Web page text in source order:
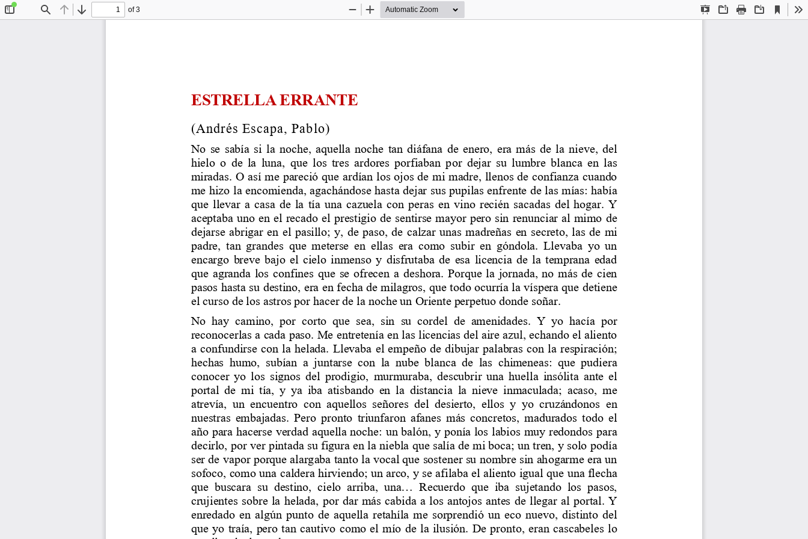
Find Previous
Next
of 3
Presentation
OpenPrint Download
Current
View
Zoom
Zoom
ESTRELLA ERRANTE
(Andrés Escapa, Pablo)
No se sabía si la noche, aquella noche tan diáfana de enero, era más de la nieve, del
hielo o de la luna, que los tres ardores porfiaban por dejar su lumbre blanca en las
miradas. O así me pareció que ardían los ojos de mi madre, llenos de confianza cuando
me hizo la encomienda, agachándose hasta dejar sus pupilas enfrente de las mías: había
que llevar a casa de la tía una cazuela con peras en vino recién sacadas del hogar. Y
aceptaba uno en el recado el prestigio de sentirse mayor pero sin renunciar al mimo de
dejarse abrigar en el pasillo; y, de paso, de calzar unas madreñas en secreto, las de mi
padre, tan grandes que meterse en ellas era como subir en góndola. Llevaba yo un
encargo breve bajo el cielo inmenso y disfrutaba de esa licencia de la temprana edad
que agranda los confines que se ofrecen a deshora. Porque la jornada, no más de cien
pasos hasta su destino, era en fecha de milagros, que todo ocurría la víspera que detiene
el curso de los astros por hacer de la noche un Oriente perpetuo donde soñar.
No  hay  camino,  por  corto  que  sea,  sin  su  cordel  de  amenidades. Y  yo  hacía  por
reconocerlas a cada paso. Me entretenía en las licencias del aire azul, echando el aliento
a confundirse con la helada. Llevaba el empeño de dibujar palabras con la respiración;
hechas  humo,  subían  a  juntarse  con  la  nube  blanca  de  las  chimeneas:  que  pudiera
conocer yo los signos del prodigio, murmuraba, descubrir una huella insólita ante el
portal de mi tía, y ya iba atisbando en la distancia la nieve inmaculada; acaso, me
atrevía,  un  encuentro  con  aquellos  señores  del  desierto,  ellos  y  yo  cruzándonos  en
nuestras embajadas. Pero pronto triunfaron afanes más concretos, madurados todo el
año para hacerse verdad aquella noche: un balón, y ponía los labios muy redondos para
decirlo, por ver pintada su figura en la niebla que salía de mi boca; un tren, y solo podía
ser de vapor porque alargaba tanto la vocal que sostener su nombre sin ahogarme era un
sofoco, como una caldera hirviendo; un arco, y se afilaba el aliento igual que una flecha
que  buscara  su  destino,  cielo  arriba,  una...  Recuerdo  que  iba  sujetando  los  pasos,
crujientes sobre la helada, por dar más cabida a los antojos antes de llegar al portal. Y
enredado en algún punto de aquella retahíla me sorprendió un eco nuevo, distinto del
que yo traía, pero tan cautivo como el mío de la ilusión. De pronto, eran cascabeles lo